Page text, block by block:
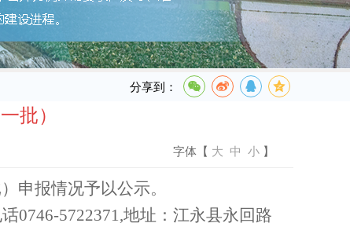
分享到：
批）
字体【 大 中 小 】
申报情况予以公示。
0746-5722371,地址：江永县永回路